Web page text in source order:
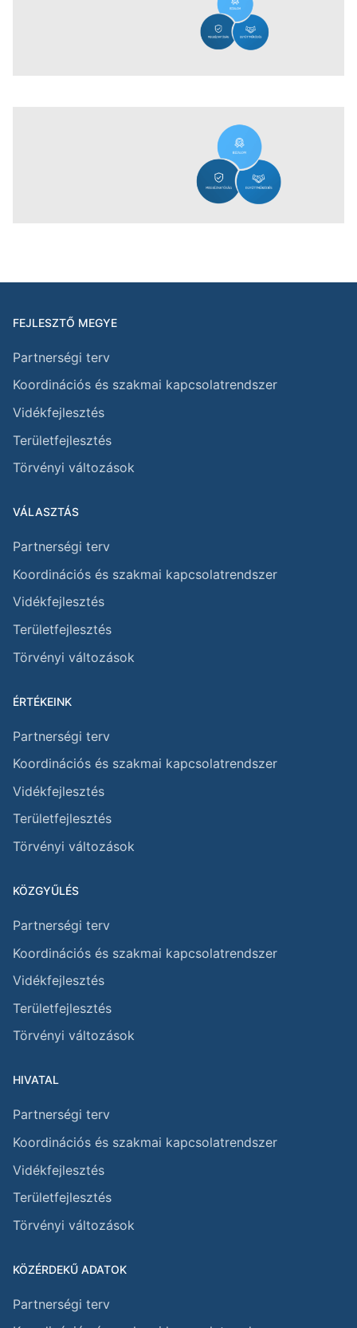
FEJLESZTŐ MEGYE
Partnerségi terv
Koordinációs és szakmai kapcsolatrendszer
Vidékfejlesztés
Területfejlesztés
Törvényi változások
VÁLASZTÁS
Partnerségi terv
Koordinációs és szakmai kapcsolatrendszer
Vidékfejlesztés
Területfejlesztés
Törvényi változások
ÉRTÉKEINK
Partnerségi terv
Koordinációs és szakmai kapcsolatrendszer
Vidékfejlesztés
Területfejlesztés
Törvényi változások
KÖZGYŰLÉS
Partnerségi terv
Koordinációs és szakmai kapcsolatrendszer
Vidékfejlesztés
Területfejlesztés
Törvényi változások
HIVATAL
Partnerségi terv
Koordinációs és szakmai kapcsolatrendszer
Vidékfejlesztés
Területfejlesztés
Törvényi változások
KÖZÉRDEKŰ ADATOK
Partnerségi terv